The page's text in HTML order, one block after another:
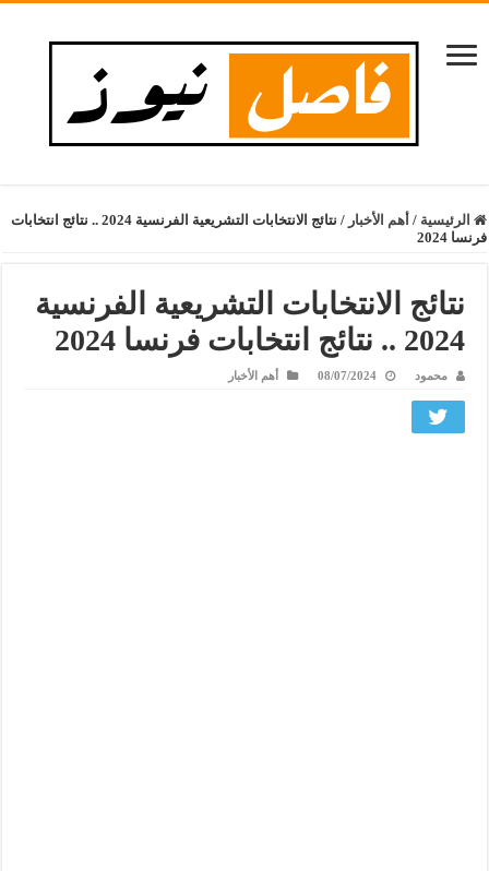
الرئيسية / أهم الأخبار /
نتائج الانتخابات التشريعية الفرنسية 2024 .. نتائج انتخابات
فرنسا 2024
نتائج الانتخابات التشريعية الفرنسية
2024 .. نتائج انتخابات فرنسا 2024
محمود 08/07/2024 أهم الأخبار